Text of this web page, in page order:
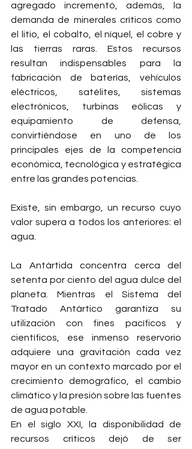
agregado incrementó, además, la
demanda de minerales críticos como
el litio, el cobalto, el níquel, el cobre y
las tierras raras. Estos recursos
resultan indispensables para la
fabricación de baterías, vehículos
eléctricos, satélites, sistemas
electrónicos, turbinas eólicas y
equipamiento de defensa,
convirtiéndose en uno de los
principales ejes de la competencia
económica, tecnológica y estratégica
entre las grandes potencias.
Existe, sin embargo, un recurso cuyo
valor supera a todos los anteriores: el
agua.
La Antártida concentra cerca del
setenta por ciento del agua dulce del
planeta. Mientras el Sistema del
Tratado Antártico garantiza su
utilización con fines pacíficos y
científicos, ese inmenso reservorio
adquiere una gravitación cada vez
mayor en un contexto marcado por el
crecimiento demográfico, el cambio
climático y la presión sobre las fuentes
de agua potable.
En el siglo XXI, la disponibilidad de
recursos críticos dejó de ser